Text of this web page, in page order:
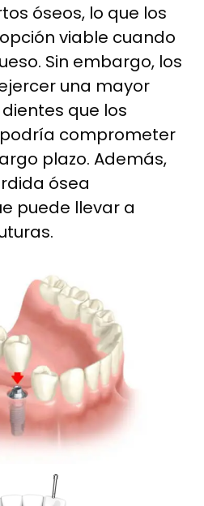
óseos, lo que los
viable cuando
Sin embargo, los
una mayor
que los
comprometer
plazo. Además,
ósea
puede llevar a